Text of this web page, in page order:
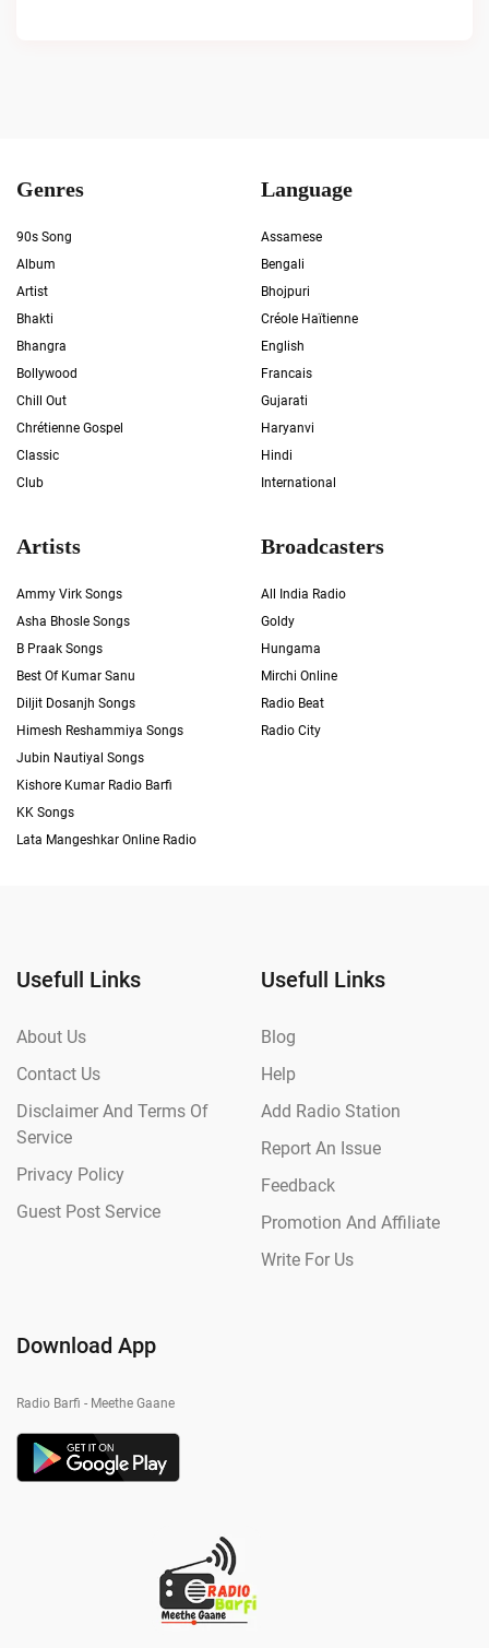
Genres
90s Song
Album
Artist
Bhakti
Bhangra
Bollywood
Chill Out
Chrétienne Gospel
Classic
Club
Language
Assamese
Bengali
Bhojpuri
Créole Haïtienne
English
Francais
Gujarati
Haryanvi
Hindi
International
Artists
Ammy Virk Songs
Asha Bhosle Songs
B Praak Songs
Best Of Kumar Sanu
Diljit Dosanjh Songs
Himesh Reshammiya Songs
Jubin Nautiyal Songs
Kishore Kumar Radio Barfi
KK Songs
Lata Mangeshkar Online Radio
Broadcasters
All India Radio
Goldy
Hungama
Mirchi Online
Radio Beat
Radio City
Usefull Links
About Us
Contact Us
Disclaimer And Terms Of
Service
Privacy Policy
Guest Post Service
Usefull Links
Blog
Help
Add Radio Station
Report An Issue
Feedback
Promotion And Affiliate
Write For Us
Download App
Radio Barfi - Meethe Gaane